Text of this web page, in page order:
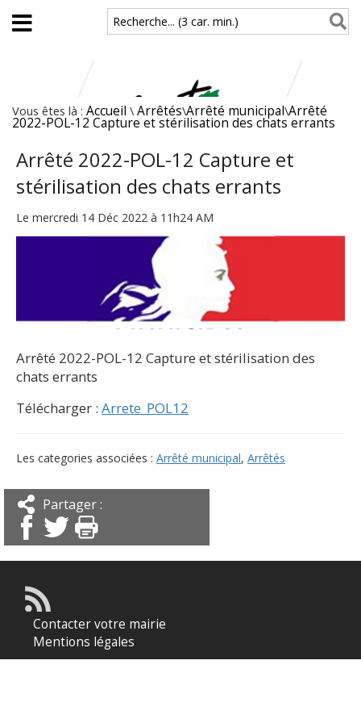
Aller au contenu principal
Recherche... (3 car. min.)
Vous êtes là : Accueil \ Arrêtés\Arrêté municipal\Arrêté
2022-POL-12 Capture et stérilisation des chats errants
Arrêté 2022-POL-12 Capture et
stérilisation des chats errants
Le mercredi 14 Déc 2022 à 11h24 AM
Arrêté 2022-POL-12 Capture et stérilisation des
chats errants
Télécharger : Arrete_POL12
Les categories associées : Arrêté municipal, Arrêtés
Partager :
Contacter votre mairie
Mentions légales